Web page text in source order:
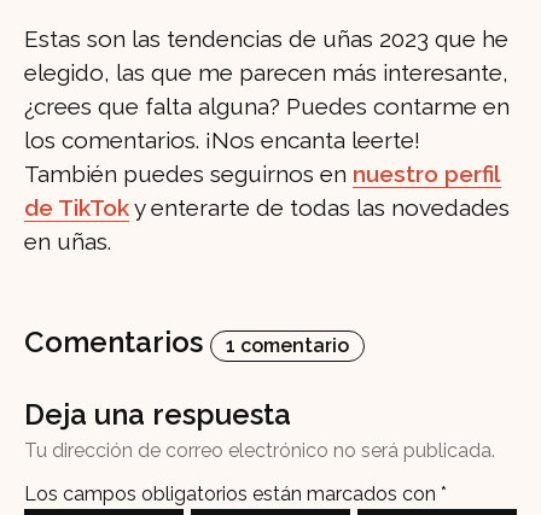
Estas son las tendencias de uñas 2023 que he
elegido, las que me parecen más interesante,
¿crees que falta alguna? Puedes contarme en
los comentarios. ¡Nos encanta leerte!
También puedes seguirnos en nuestro perfil
de TikToky enterarte de todas las novedades
en uñas.
Comentarios 1 comentario
Deja una respuesta
Tu dirección de correo electrónico no será publicada.
Los campos obligatorios están marcados con *